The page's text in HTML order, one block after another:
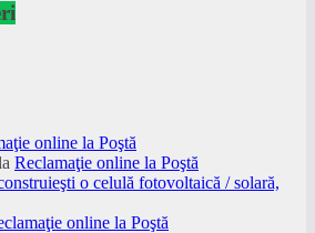
online la Poştă
Reclamaţie online la Poştă
o celulă fotovoltaică / solară,
online la Poştă